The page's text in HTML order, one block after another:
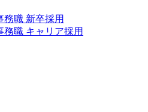
務職 新卒採用
務職 キャリア採用